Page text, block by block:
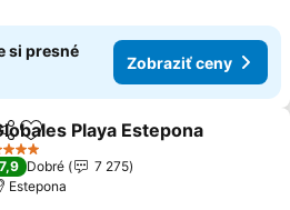
si presné
Zobraziť ceny
Pridať do obľúbených
Playa Estepona
Počet hviezdičiek
7,9 Dobré
7 275
Estepona